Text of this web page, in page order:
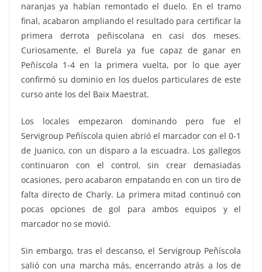
naranjas ya habían remontado el duelo. En el tramo
final, acabaron ampliando el resultado para certificar la
primera derrota peñiscolana en casi dos meses.
Curiosamente, el Burela ya fue capaz de ganar en
Peñíscola 1-4 en la primera vuelta, por lo que ayer
confirmó su dominio en los duelos particulares de este
curso ante los del Baix Maestrat.
Los locales empezaron dominando pero fue el
Servigroup Peñíscola quien abrió el marcador con el 0-1
de Juanico, con un disparo a la escuadra. Los gallegos
continuaron con el control, sin crear demasiadas
ocasiones, pero acabaron empatando en con un tiro de
falta directo de Charly. La primera mitad continuó con
pocas opciones de gol para ambos equipos y el
marcador no se movió.
Sin embargo, tras el descanso, el Servigroup Peñíscola
salió con una marcha más, encerrando atrás a los de